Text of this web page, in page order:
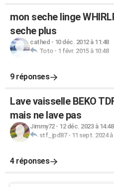
mon seche linge
seche plus
cathed - 10 déc. 2012 à 11:48
Toto- 1 févr. 2015 à 10:48
9 réponses
Lave vaisselle BEKO
mais ne lave pas
Jimmy72- 12 déc. 2023 à 14:48
stf_jpd87- 11 sept. 2024 à
4 réponses